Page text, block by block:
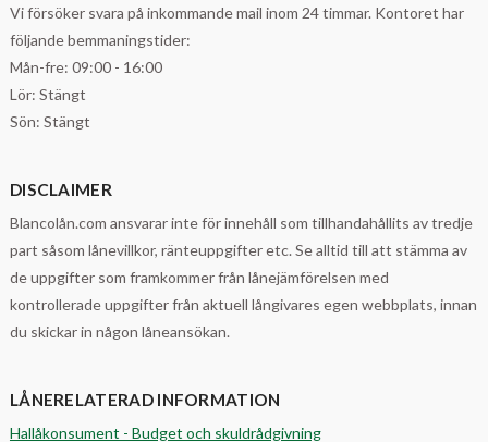
Vi försöker svara på inkommande mail inom 24 timmar. Kontoret har
följande bemmaningstider:
Mån-fre: 09:00 - 16:00
Lör: Stängt
Sön: Stängt
DISCLAIMER
Blancolån.com ansvarar inte för innehåll som tillhandahållits av tredje
part såsom lånevillkor, ränteuppgifter etc. Se alltid till att stämma av
de uppgifter som framkommer från lånejämförelsen med
kontrollerade uppgifter från aktuell långivares egen webbplats, innan
du skickar in någon låneansökan.
LÅNERELATERAD INFORMATION
Hallåkonsument - Budget och skuldrådgivning